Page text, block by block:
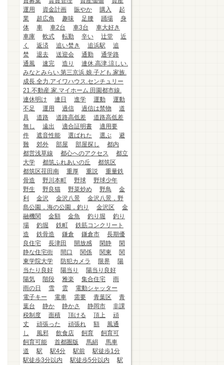
運用
資金計画 賑やか 購入
起
業
超広角 趣味 足腰 踊場
身
体
車 車2台 車3台
車大好き
車庫
軟式 転勤 辛い 辻堂
近
く
返済 追い焚き 追浜駅
追
焚
退去 送迎会 通勤
通学路
通風
速完 造り
連休.高津.涼しい.
みなとみらい.第三京浜.娘.子ども.家族.
成長.全力.アイワハウス.センチュリー
21.不動産.家.マイホーム.田園都市線.
連休明け
連日 進学 運動
運動
不足
運用 過信 過信は禁物
道
具
道路 道路高低差
道路高低差
無し
遠出 適合証明書
適用要
件
遮音性能 選ばれた 選ぶ
避
難
郊外 部屋 部屋探し
都内
都営浅草線
都心へのアクセス
都立
大学
都筑ふれあいの丘
都筑区
都筑区荏田南
重厚 重説
重量鉄
骨造
野川本町 野球
野球少年
野生
野良猫 野菜炒め 野鳥
金
利
金沢 金沢八景
金沢八景，野
島公園，海の公園，釣り
金沢区
金
融機関
金額 金魚 釣り堀
釣り
場
釣堀 鉄町
鉄筋コンクリート
造
鉄骨造 鎌倉 鎌倉市
長期優
良住宅
長津田 開放感 閑静
閑
静な住宅街
間口 関係 関東
関
東学院大学
防犯カメラ 限界
陽
当たり良好
陽当り
陽当り良好
陽気
階段 雅楽 集合住宅
雨
雨の日
雪 雲
電動シャッター
電子キー
電車 需要 青葉区
青
葉台
静か 静かさ 静岡市
非課
税制度
面積 頂ける 頂上
頑
丈
頑張った 頑張れ 額
風通
し
風邪 飲食店 飼育
飼育可
飼育可能
首都圏版 馬絹
馬車
道
駅 駅4分 駅前
駅徒歩1分
駅徒歩3分以内
駅徒歩5分以内
駅